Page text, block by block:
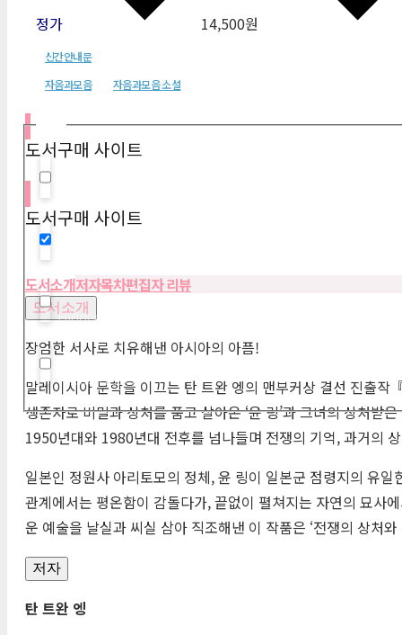
Hidden label
Hidden label
정가
14,500원
신간안내문
자음과모음
자음과모음 소설
도서구매 사이트
도서구매 사이트
도서소개저자목차편집자 리뷰
도서소개
장엄한 서사로 치유해낸 아시아의 아픔!
말레이시아 문학을 이끄는 탄 트완 엥의 맨부커상 결선 진출
생존자로 비밀과 상처를 품고 살아온 ‘윤 링’과 그녀의 상처받
1950년대와 1980년대 전후를 넘나들며 전쟁의 기억, 과거의
일본인 정원사 아리토모의 정체, 윤 링이 일본군 점령지의 유
관계에서는 평온함이 감돌다가, 끝없이 펼쳐지는 자연의 묘사
운 예술을 날실과 씨실 삼아 직조해낸 이 작품은 ‘전쟁의 상처
저자
탄 트완 엥